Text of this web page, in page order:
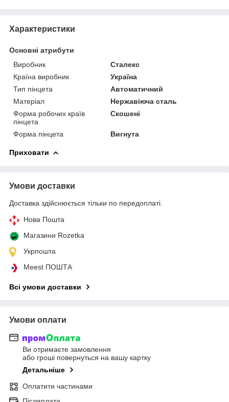
Характеристики
Основні атрибути
Виробник
Сталекс
Країна виробник
Україна
Тип пінцета
Автоматичний
Матеріал
Нержавіюча сталь
Форма робочих країв
пінцета
Скошені
Форма пінцета Вигнута
Приховати
Умови доставки
Доставка здійснюється тільки по передоплаті.
Нова Пошта
Магазини Rozetka
Укрпошта
Meest ПОШТА
Всі умови доставки
Умови оплати
Ви отримаєте замовлення
або гроші повернуться на вашу картку
Детальніше
Оплатити частинами